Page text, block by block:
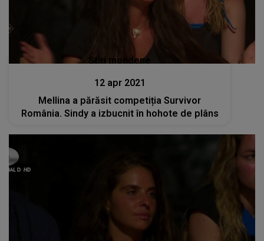
Stiri mondene
12 apr 2021
Mellina a părăsit competiția Survivor
România. Sindy a izbucnit în hohote de plâns